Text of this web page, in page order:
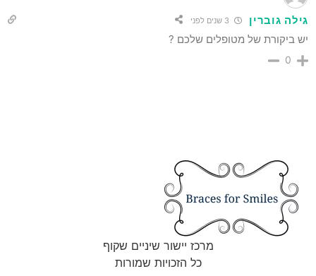
גילה גוברין
יש ביקורת של מטופלים שלכם ?
0
מרכז יישור שיניים שקוף
כל הזכויות שמורות